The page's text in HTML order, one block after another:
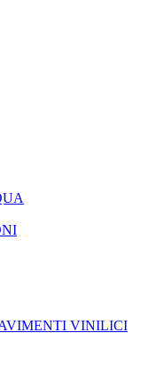
VINILICI